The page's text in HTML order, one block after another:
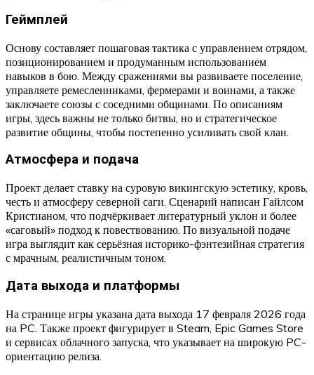
Геймплей
Основу составляет пошаговая тактика с управлением отрядом,
позиционированием и продуманным использованием
навыков в бою. Между сражениями вы развиваете поселение,
управляете ремесленниками, фермерами и воинами, а также
заключаете союзы с соседними общинами. По описаниям
игры, здесь важны не только битвы, но и стратегическое
развитие общины, чтобы постепенно усиливать свой клан.
Атмосфера и подача
Проект делает ставку на суровую викингскую эстетику, кровь,
честь и атмосферу северной саги. Сценарий написан Гайлсом
Кристианом, что подчёркивает литературный уклон и более
«саговый» подход к повествованию. По визуальной подаче
игра выглядит как серьёзная историко-фэнтезийная стратегия
с мрачным, реалистичным тоном.
Дата выхода и платформы
На странице игры указана дата выхода 17 февраля 2026 года
на PC. Также проект фигурирует в Steam, Epic Games Store
и сервисах облачного запуска, что указывает на широкую PC-
ориентацию релиза.